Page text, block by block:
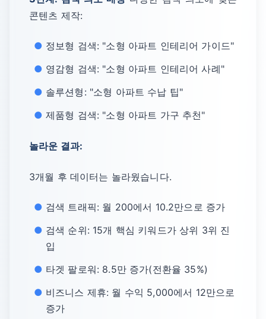
콘텐츠 제작:
정보형 검색: "소형 아파트 인테리어 가이드"
영감형 검색: "소형 아파트 인테리어 사례"
솔루션형: "소형 아파트 수납 팁"
제품형 검색: "소형 아파트 가구 추천"
놀라운 결과:
3개월 후 데이터는 놀라웠습니다.
검색 트래픽: 월 200에서 10.2만으로 증가
검색 순위: 15개 핵심 키워드가 상위 3위 진
입
타겟 팔로워: 8.5만 증가(전환율 35%)
비즈니스 제휴: 월 수익 5,000에서 12만으로
증가